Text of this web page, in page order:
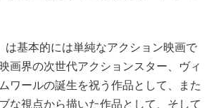
は基本的には単純なアクション映画で
画界の次世代アクションスター、ヴィ
ワールの誕生を祝う作品として、また
な視点から描いた作品として、そして